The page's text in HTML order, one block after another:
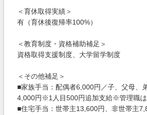
＜育休取得実績＞
有（育休後復帰率100%）
＜教育制度・資格補助補足＞
資格取得支援制度、大学留学制度
＜その他補足＞
■家族手当：配偶者6,000円／子、父母、
4,000円※1人目500円追加支給※管理職
■住宅手当：世帯主13,600円、非世帯主